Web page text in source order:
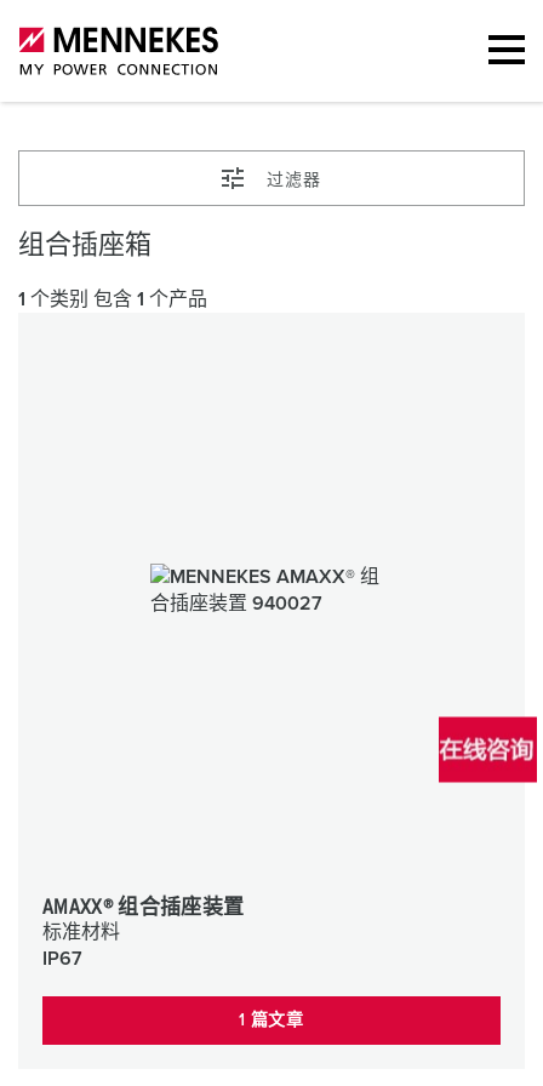
过滤器
组合插座箱
1 个类别 包含 1 个产品
AMAXX® 组合插座装置
标准材料
IP67
1 篇文章